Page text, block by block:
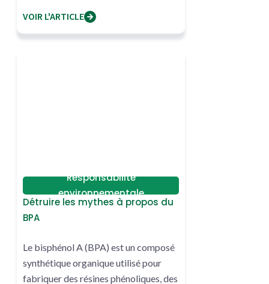
VOIR L'ARTICLE
Responsabilité
environnementale
Détruire les mythes à propos du
BPA
Le bisphénol A (BPA) est un composé
synthétique organique utilisé pour
fabriquer des résines phénoliques, des